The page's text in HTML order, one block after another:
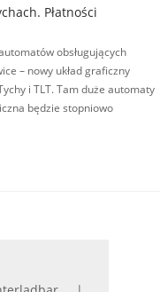
Płatności
obsługujących
– nowy układ graficzny
i TLT. Tam duże automaty
będzie stopniowo